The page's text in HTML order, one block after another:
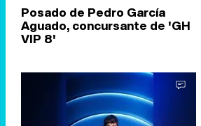
Posado de Pedro García
Aguado, concursante de 'GH
VIP 8'